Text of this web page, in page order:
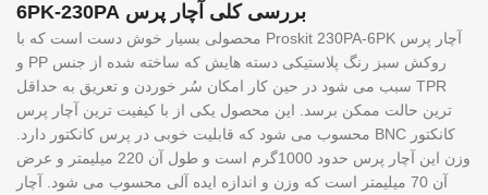
بررسی کلی آچار پرس 6PK-230PA
آچار پرس Proskit 230PA-6PK محصولی بسیار خوش دست است که با
روکش سبز رنگ پلاستیکی دسته هایش که ساخته شده از جنس PP و
TPR سبب می شود در حین کار امکان سُر خوردن و تعریق به حداقل
ترین حالت ممکن برسد. این محصول یکی از با کیفیت ترین آچار پرس
کانکتور BNC محسوب می شود که قابلیت خوبی در پرس کانکتور دارد.
وزن این آچار پرس حدود 1000گرم است و طول آن 220 میلیمتر و عرض
آن 70 میلیمتر است که وزن و اندازه ایده آلی محسوب می شود. آچار